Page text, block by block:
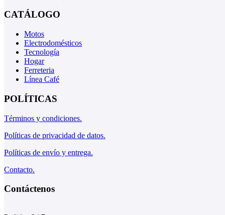
CATÁLOGO
Motos
Electrodomésticos
Tecnología
Hogar
Ferreteria
Línea Café
POLÍTICAS
Términos y condiciones.
Políticas de privacidad de datos.
Políticas de envío y entrega.
Contacto.
Contáctenos